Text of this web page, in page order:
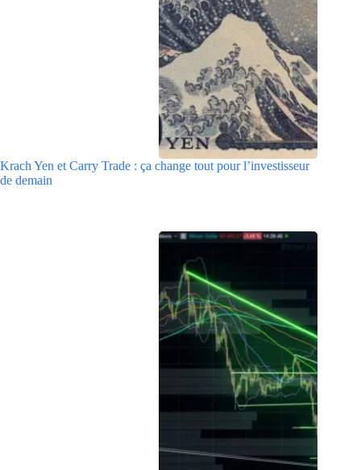
Krach Yen et Carry Trade : ça change tout pour l’investisseur
de demain